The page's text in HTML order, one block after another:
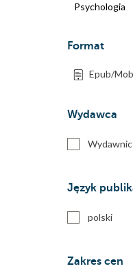
Psychologia
Format
Epub/
Wydawca
Język
polski
Zakres cen